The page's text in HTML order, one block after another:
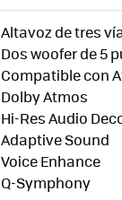
Altavoz de tres
Dos woofer de 5
Compatible con
Dolby Atmos
Hi-Res Audio
Adaptive Sound
Voice Enhance
Q-Symphony